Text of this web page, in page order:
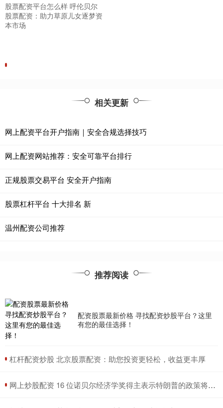
股票配资平台怎么样 呼伦贝尔
股票配资：助力草原儿女逐梦资
本市场
相关更新
网上配资平台开户指南｜安全合规选择技巧
网上配资网站推荐：安全可靠平台排行
正规股票交易平台 安全开户指南
股票杠杆平台 十大排名 新
温州配资公司推荐
推荐阅读
配资股票最新价格 寻找配资炒股平台？这里
有您的最佳选择！
​杠杆配资炒股 北京股票配资：助您投资更轻松，收益更丰厚
​网上炒股配资 16 位诺贝尔经济学奖得主表示特朗普的政策将加剧通胀